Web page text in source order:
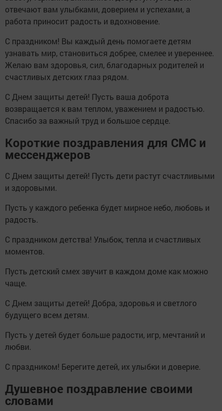
отвечают вам улыбками, доверием и успехами, а
работа приносит радость и вдохновение.
С праздником! Вы каждый день помогаете детям
узнавать мир, становиться добрее, смелее и увереннее.
Желаю вам здоровья, сил, благодарных родителей и
счастливых детских глаз рядом.
С Днем защиты детей! Пусть ваша доброта
возвращается к вам теплом, уважением и радостью.
Спасибо за важный труд и большое сердце.
Короткие поздравления для СМС и
мессенджеров
С Днем защиты детей! Пусть дети растут счастливыми
и здоровыми.
Пусть у каждого ребенка будет мирное небо, любовь и
радость.
С праздником детства! Улыбок, тепла и счастливых
моментов.
Пусть детский смех звучит в каждом доме как можно
чаще.
С Днем защиты детей! Добра, здоровья и светлого
будущего всем детям.
Пусть у детей будет больше радости, игр, мечтаний и
любви.
С праздником! Берегите детей, их улыбки и доверие.
Душевное поздравление своими
словами